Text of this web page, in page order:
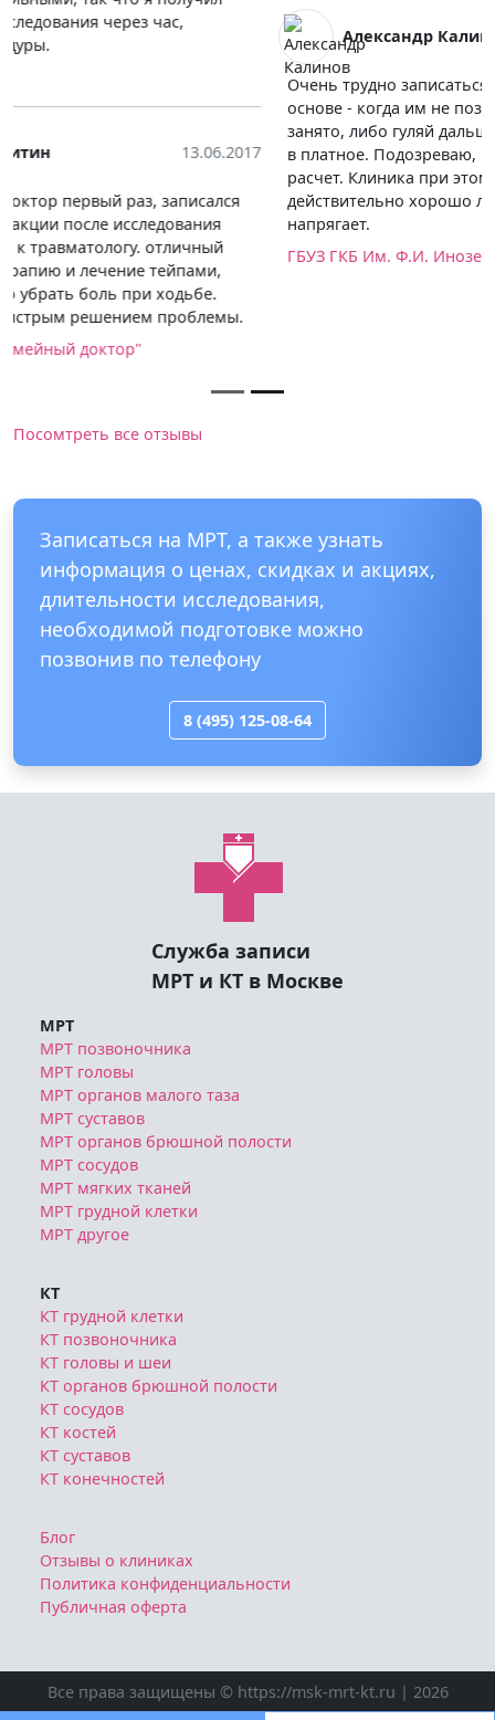
Александр Калинов 05.06.2017
Очень трудно записаться в эту клинику на бесплатной
основе - когда им не позвонишь, все уже забито и
занято, либо гуляй дальше больной, либо плати и иди
в платное. Подозреваю, что именно на второе и
расчет. Клиника при этом хорошая, здесь
действительно хорошо лечат, но вот это всегда
напрягает.
ГБУЗ ГКБ Им. Ф.И. Иноземцева
Посомтреть все отзывы
Записаться на МРТ, а также узнать
длительности исследования,
необходимой подготовке можно
позвонив по телефону
8 (495) 125-08-64
Служба записи
МРТ и КТ в Москве
МРТ позвоночника
МРТ суставов
МРТ органов брюшной полости
МРТ сосудов
МРТ мягких тканей
МРТ грудной клетки
МРТ другое
КТ
КТ грудной клетки
КТ позвоночника
КТ органов брюшной полости
КТ сосудов
КТ костей
КТ суставов
КТ конечностей
Блог
Отзывы о клиниках
Политика конфиденциальности
Все права защищены © https://msk-mrt-kt.ru | 2026